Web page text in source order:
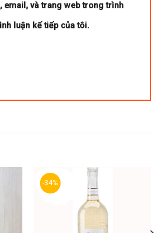
email, và trang web trong trình
luận kế tiếp của tôi.
-34%